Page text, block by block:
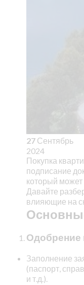
27 Сентябрь
2024
Покупка
подписание
который может
Давайте
влияющие на
Одобрение
Заполнение
(паспорт,
и т.д.).